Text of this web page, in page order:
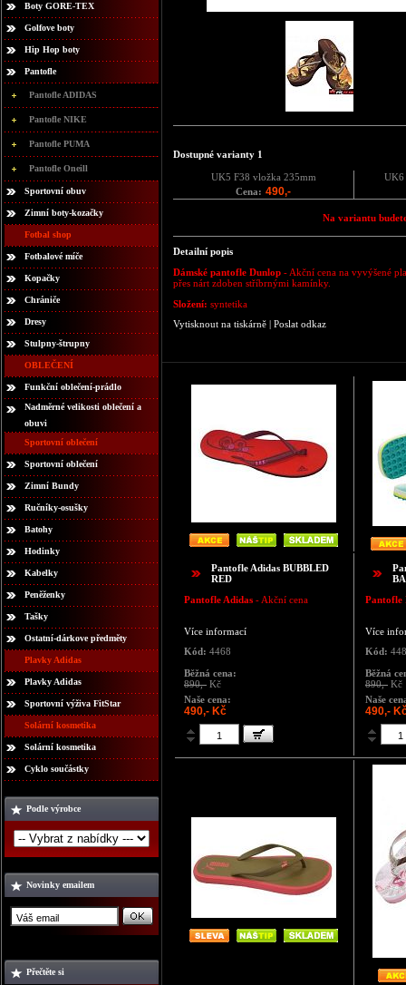
Boty GORE-TEX
Golfove boty
Hip Hop boty
Pantofle
Pantofle ADIDAS
Pantofle NIKE
Pantofle PUMA
Pantofle Oneill
Sportovní obuv
Zimní boty-kozačky
Fotbal shop
Fotbalové míče
Kopačky
Chrániče
Dresy
Stulpny-štrupny
OBLEČENÍ
Funkční oblečení-prádlo
Nadměrné velikosti oblečení a
obuvi
Sportovní oblečení
Sportovní oblečení
Zimní Bundy
Ručníky-osušky
Batohy
Hodinky
Kabelky
Peněženky
Tašky
Ostatní-dárkove předměty
Plavky Adidas
Plavky Adidas
Sportovní výživa FitStar
Solární kosmetika
Solární kosmetika
Cyklo součástky
Podle výrobce
Novinky emailem
Přečtěte si
Dostupné varianty 1
UK5 F38 vložka 235mm
Cena: 490,-
UK6
Na variantu
Detailní popis
Dámské pantofle Dunlop - Akční cena na vyvýšené
přes nárt zdoben stříbrnými kamínky.
Složení: syntetika
Vytisknout na tiskárně | Poslat odkaz
Pantofle Adidas BUBBLED
RED
Pantofle Adidas - Akční cena
Více informací
Kód: 4468
Běžná cena:
890,- Kč
Naše cena:
490,- Kč
Pantofle
Více
Kód:
Běžná
890,- Kč
Naše
490,-